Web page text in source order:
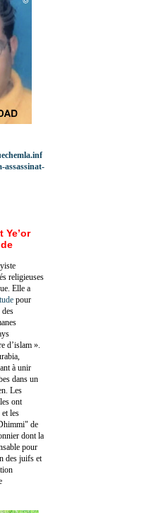
assassinat-
Ye’or
religieuses
Elle a
pour
des
d’islam ».
à unir
dans un
Les
ont
les
de
dont la
pour
des juifs et